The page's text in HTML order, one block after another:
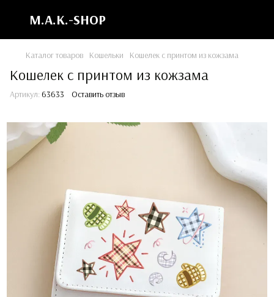
M.A.K.-SHOP
Каталог товаров Кошельки Кошелек с принтом из кожзама
Кошелек с принтом из кожзама
Артикул: 63633 Оставить отзыв